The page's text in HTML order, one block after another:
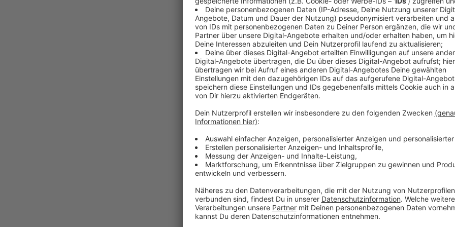
Comedy
Elvis Eifel - Der Podcast:
Anzeige
Vorstellen brauchen wir ihn euch nicht. Seit 2003
seine Späße am Telefon mit seinen Hörerinnen und
müssen am Ende mit lachen - wenn auch nicht
bekommen könnt, ist Elvis nun unter die Podcaster
die Uhr zur Verfügung. Hier bekommt Ihr außerdem
Telefonate in längerer Version. Elvis wird sich mit